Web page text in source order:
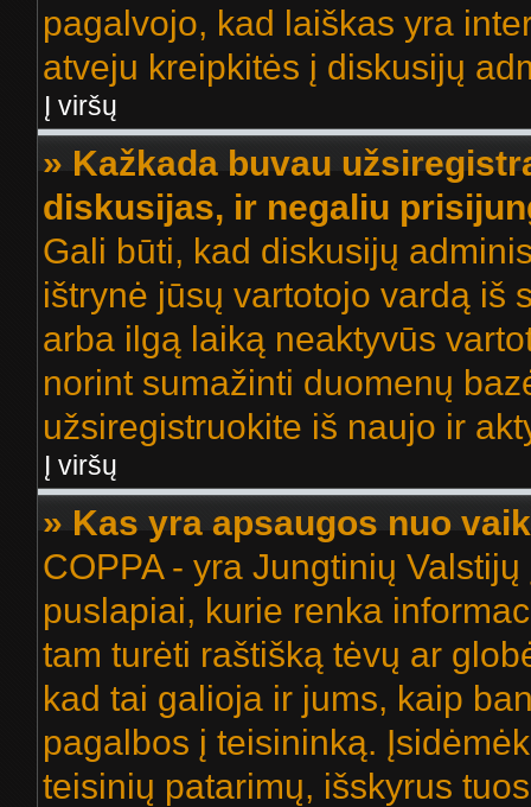
pagalvojo, kad laiškas yra
atveju kreipkitės į diskusijų
Į viršų
» Kažkada buvau
diskusijas, ir negaliu
Gali būti, kad diskusijų
ištrynė jūsų vartotojo vardą iš
arba ilgą laiką neaktyvūs
norint sumažinti duomenų
užsiregistruokite iš naujo ir
Į viršų
» Kas yra apsaugos nuo
COPPA - yra Jungtinių
puslapiai, kurie renka
tam turėti raštišką tėvų ar
kad tai galioja ir jums, kaip
pagalbos į teisininką.
teisinių patarimų, išskyrus